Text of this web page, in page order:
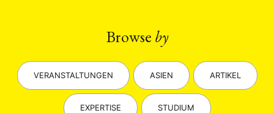
Browse by
VERANSTALTUNGEN ASIEN ARTIKEL
EXPERTISE STUDIUM